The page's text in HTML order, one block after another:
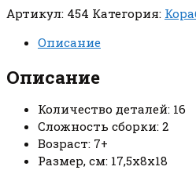
Артикул: 454 Категория:
Описание
Описание
Количество деталей: 16
Сложность сборки: 2
Возраст: 7+
Размер, см: 17,5х8х18